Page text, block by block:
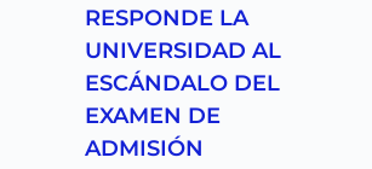
RESPONDE LA
UNIVERSIDAD AL
ESCÁNDALO DEL
EXAMEN DE
ADMISIÓN